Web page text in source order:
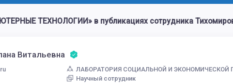
ТЕХНОЛОГИИ» в публикациях сотрудника
Витальевна
ЛАБОРАТОРИЯ СОЦИАЛЬНОЙ И ЭКОНОМИЧЕСКОЙ
Научный сотрудник